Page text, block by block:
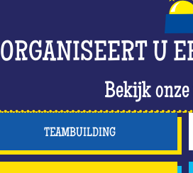
ORGANISEERT U
Bekijk
TEAMBUILDING